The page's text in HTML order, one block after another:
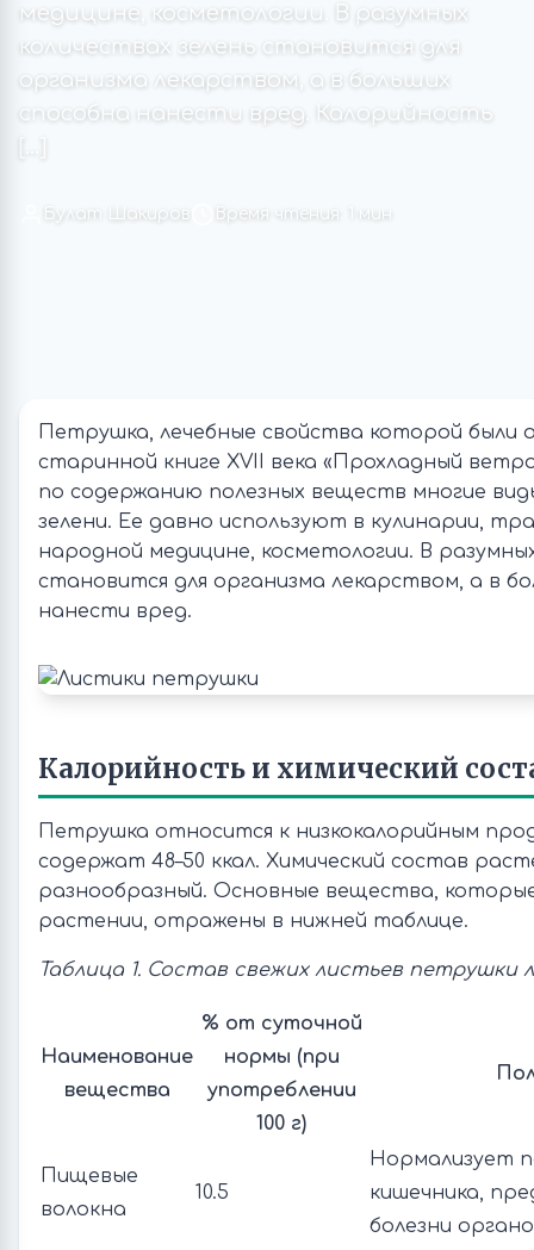
медицине, косметологии. В разумных
количествах зелень становится для
организма лекарством, а в больших
способна нанести вред. Калорийность
Булат Шакиров Время чтения: 1 мин
Петрушка, лечебные свойства которой были
старинной книге XVII века «Прохладный
по содержанию полезных веществ многие
зелени. Ее давно используют в кулинарии,
народной медицине, косметологии. В
становится для организма лекарством, а в
нанести вред.
Калорийность и химический
Петрушка относится к низкокалорийным
содержат 48–50 ккал. Химический состав
разнообразный. Основные вещества,
растении, отражены в нижней таблице.
Таблица 1. Состав свежих листьев петрушки
Наименование
вещества
% от суточной
нормы (при
употреблении
100 г)
Пищевые
волокна
10.5
Нормализует
кишечника,
болезни